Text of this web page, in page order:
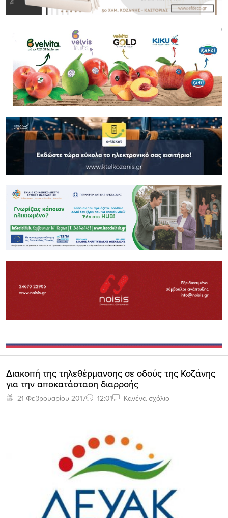
Διακοπή της τηλεθέρμανσης σε οδούς της Κοζάνης
για την αποκατάσταση διαρροής
21 Φεβρουαρίου 2017 12:01 Κανένα σχόλιο